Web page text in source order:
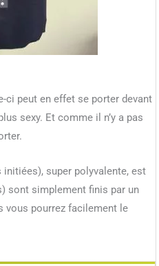
ci peut en effet se porter devant
sexy. Et comme il n’y a pas
super polyvalente, est
sont simplement finis par un
vous pourrez facilement le